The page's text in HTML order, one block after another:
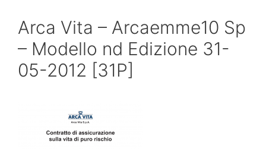
Arca Vita – Arcaemme10 Sp
– Modello nd Edizione 31-
05-2012 [31P]